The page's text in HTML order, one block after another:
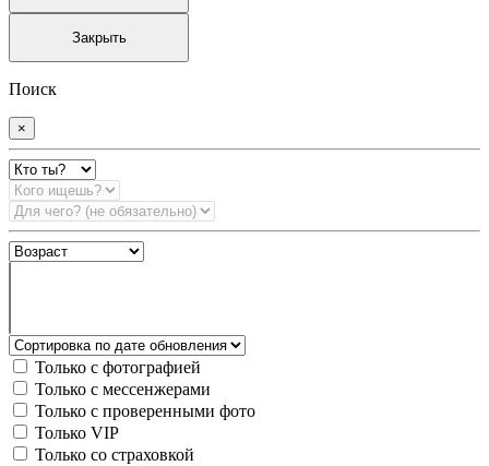
Закрыть
Поиск
×
Только с фотографией
Только с мессенжерами
Только с проверенными фото
Только VIP
Только со страховкой